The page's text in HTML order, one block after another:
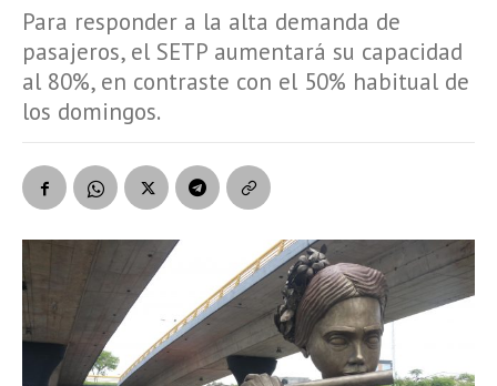
Para responder a la alta demanda de
pasajeros, el SETP aumentará su capacidad
al 80%, en contraste con el 50% habitual de
los domingos.